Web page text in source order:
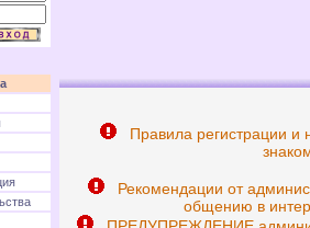
Правила регистрации и
Рекомендации от
общению в